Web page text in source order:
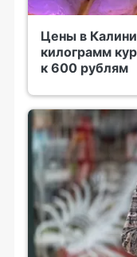
Цены в
килограмм
к 600 рублям